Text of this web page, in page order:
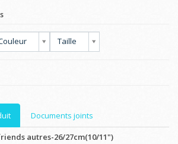
Taille
Documents joints
autres-26/27cm(10/11")